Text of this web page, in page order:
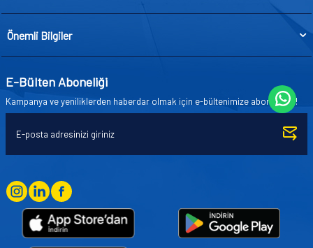
Önemli Bilgiler
E-Bülten Aboneliği
Kampanya ve yeniliklerden haberdar olmak için e-bültenimize abone olun!